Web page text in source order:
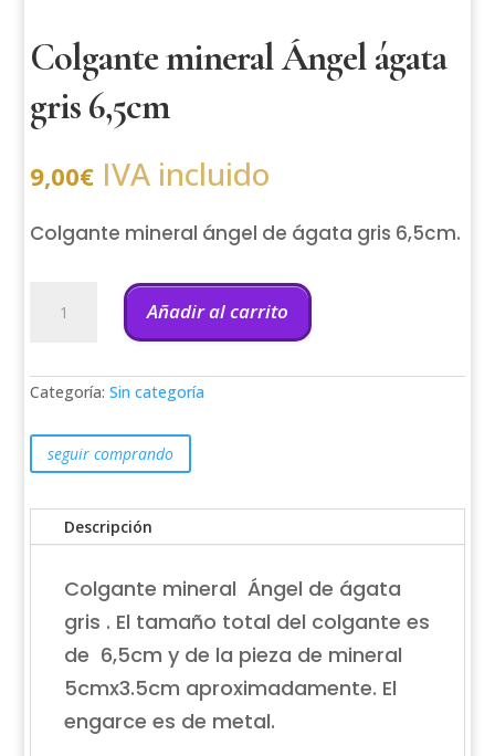
Colgante mineral Ángel ágata
gris 6,5cm
9,00€ IVA incluido
Colgante mineral ángel de ágata gris 6,5cm.
mineral
Ángel
6,5cm
cantidad
Añadir al carrito
Categoría:Sin categoría
seguir comprando
Descripción
Colgante mineral Ángel de ágata
gris . El tamaño total del colgante es
de 6,5cm y de la pieza de mineral
5cmx3.5cm aproximadamente. El
engarce es de metal.